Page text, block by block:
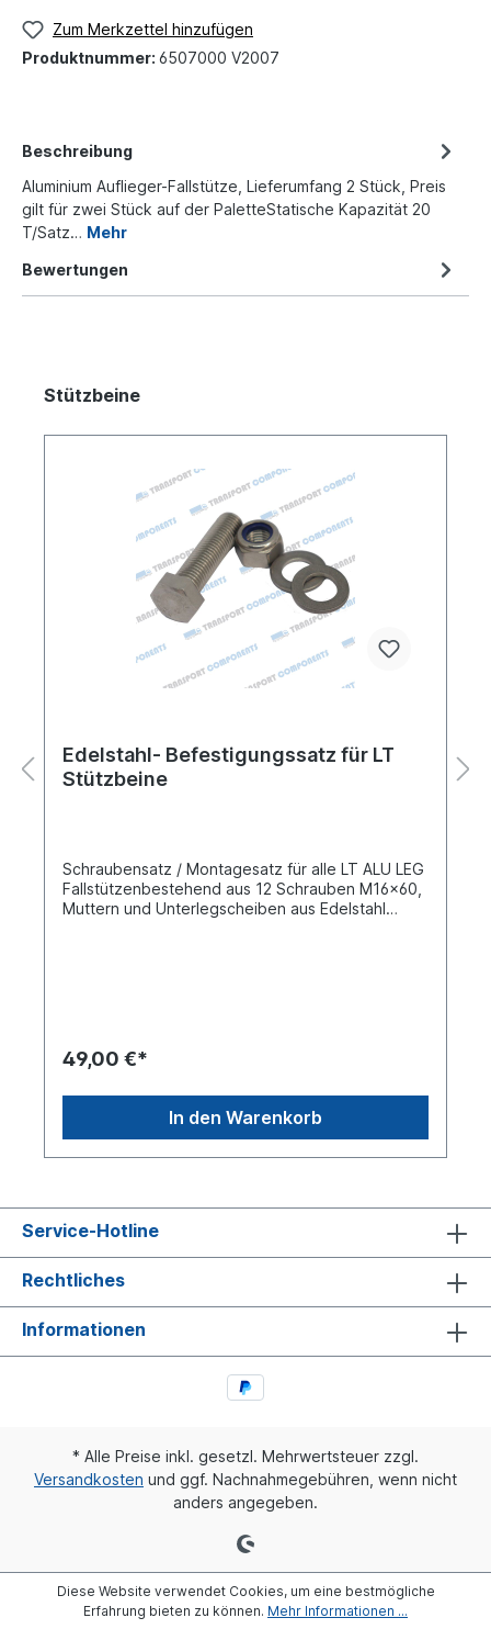
Zum Merkzettel hinzufügen
Produktnummer: 6507000 V2007
Beschreibung
Aluminium Auflieger-Fallstütze, Lieferumfang 2 Stück, Preis
gilt für zwei Stück auf der PaletteStatische Kapazität 20
T/Satz… Mehr
Bewertungen
Stützbeine
Edelstahl- Befestigungssatz für LT
Stützbeine
Schraubensatz / Montagesatz für alle LT ALU LEG
Fallstützenbestehend aus 12 Schrauben M16x60,
Muttern und Unterlegscheiben aus Edelstahl
49,00 €*
In den Warenkorb
Service-Hotline
Rechtliches
Informationen
* Alle Preise inkl. gesetzl. Mehrwertsteuer zzgl.
Versandkosten und ggf. Nachnahmegebühren, wenn nicht
anders angegeben.
Diese Website verwendet Cookies, um eine bestmögliche
Erfahrung bieten zu können. Mehr Informationen ...